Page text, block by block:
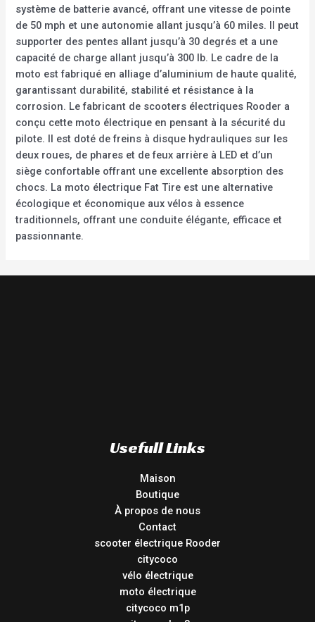
système de batterie avancé, offrant une vitesse de pointe
de 50 mph et une autonomie allant jusqu’à 60 miles. Il peut
supporter des pentes allant jusqu’à 30 degrés et a une
capacité de charge allant jusqu’à 300 lb. Le cadre de la
moto est fabriqué en alliage d’aluminium de haute qualité,
garantissant durabilité, stabilité et résistance à la
corrosion. Le fabricant de scooters électriques Rooder a
conçu cette moto électrique en pensant à la sécurité du
pilote. Il est doté de freins à disque hydrauliques sur les
deux roues, de phares et de feux arrière à LED et d’un
siège confortable offrant une excellente absorption des
chocs. La moto électrique Fat Tire est une alternative
écologique et économique aux vélos à essence
traditionnels, offrant une conduite élégante, efficace et
passionnante.
Usefull Links
Maison
Boutique
À propos de nous
Contact
scooter électrique Rooder
citycoco
vélo électrique
moto électrique
citycoco m1p